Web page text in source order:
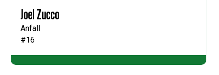
Joel Zucco
Anfall
#16